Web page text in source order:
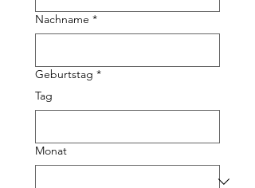
Nachname *
Geburtstag *
Tag
Monat